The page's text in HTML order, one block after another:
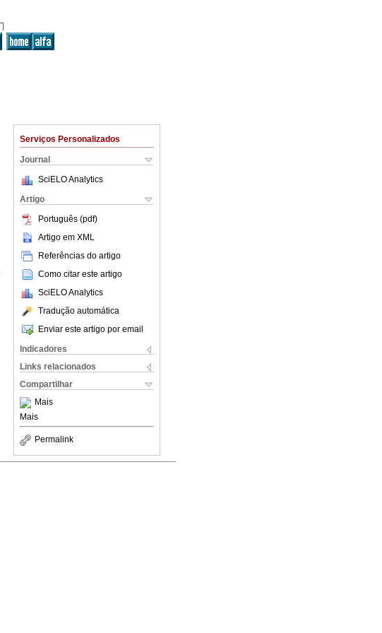
Serviços Personalizados
Journal
SciELO Analytics
Artigo
Português (pdf)
Artigo em XML
Referências do artigo
Como citar este artigo
SciELO Analytics
Tradução automática
Enviar este artigo por email
Indicadores
Links relacionados
Compartilhar
Mais
Mais
Permalink